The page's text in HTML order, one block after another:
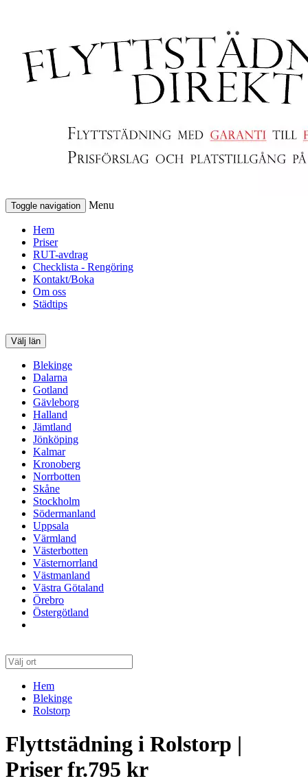
Toggle navigation Menu
Hem
Priser
RUT-avdrag
Checklista - Rengöring
Kontakt/Boka
Om oss
Städtips
Välj län
Blekinge
Dalarna
Gotland
Gävleborg
Halland
Jämtland
Jönköping
Kalmar
Kronoberg
Norrbotten
Skåne
Stockholm
Södermanland
Uppsala
Värmland
Västerbotten
Västernorrland
Västmanland
Västra Götaland
Örebro
Östergötland
Hem
Blekinge
Rolstorp
Flyttstädning i Rolstorp |
Priser fr.795 kr